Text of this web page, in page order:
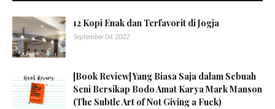
12 Kopi Enak dan Terfavorit di Jogja
September 04, 2022
[Book Review] Yang Biasa Saja dalam Sebuah
Seni Bersikap Bodo Amat Karya Mark Manson
(The Subtle Art of Not Giving a Fuck)